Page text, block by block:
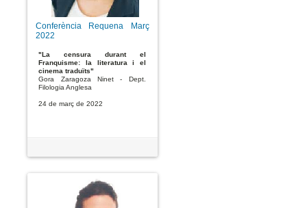
Conferència Requena Març
2022
"La censura durant el
Franquisme: la literatura i el
cinema traduïts"
Gora Zaragoza Ninet - Dept.
Filologia Anglesa
24 de març de 2022